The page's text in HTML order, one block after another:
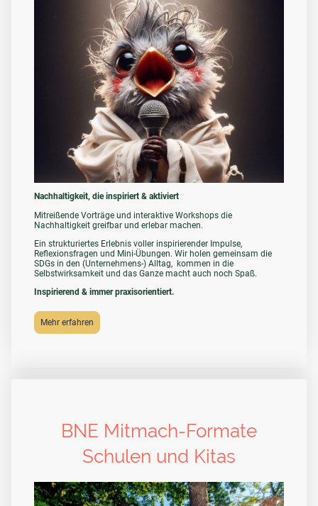
Nachhaltigkeit, die inspiriert & aktiviert
Mitreißende Vorträge und interaktive Workshops die
Nachhaltigkeit greifbar und erlebar machen.
Ein strukturiertes Erlebnis voller inspirierender Impulse,
Reflexionsfragen und Mini-Übungen. Wir holen gemeinsam die
SDGs in den (Unternehmens-) Alltag, kommen in die
Selbstwirksamkeit und das Ganze macht auch noch Spaß.
Inspirierend & immer praxisorientiert.
Mehr erfahren
BNE Mitmach-Formate
Schulen und Kitas